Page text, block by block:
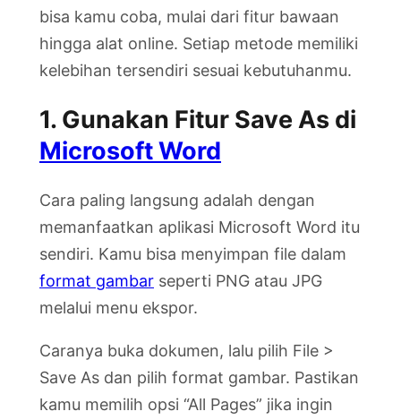
bisa kamu coba, mulai dari fitur bawaan
hingga alat online. Setiap metode memiliki
kelebihan tersendiri sesuai kebutuhanmu.
1. Gunakan Fitur Save As di
Microsoft Word
Cara paling langsung adalah dengan
memanfaatkan aplikasi Microsoft Word itu
sendiri. Kamu bisa menyimpan file dalam
format gambar seperti PNG atau JPG
melalui menu ekspor.
Caranya buka dokumen, lalu pilih File >
Save As dan pilih format gambar. Pastikan
kamu memilih opsi “All Pages” jika ingin